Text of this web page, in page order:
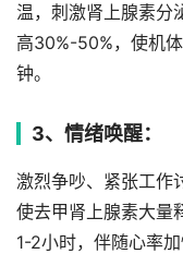
温，刺激肾上腺素分
高30%-50%，使机
钟。
3、情绪唤醒：
激烈争吵、紧张工作
使去甲肾上腺素大量
1-2小时，伴随心率加